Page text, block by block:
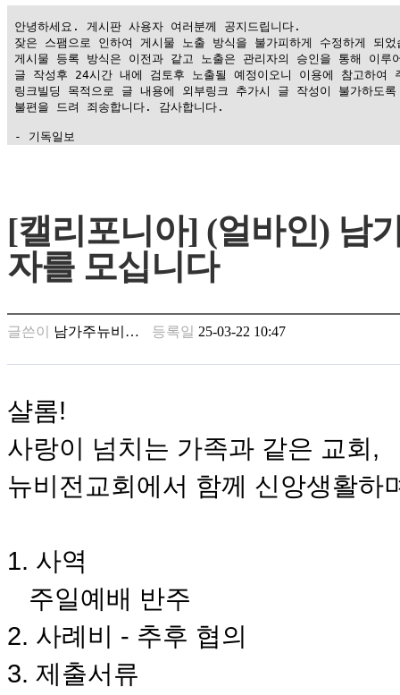
안녕하세요. 게시판 사용자 여러분께 공지드립니다.
잦은 스팸으로 인하여 게시물 노출 방식을 불가피하게 수정하게 되었
게시물 등록 방식은 이전과 같고 노출은 관리자의 승인을 통해 이루
글 작성후 24시간 내에 검토후 노출될 예정이오니 이용에 참고하여
링크빌딩 목적으로 글 내용에 외부링크 추가시 글 작성이 불가하도
불편을 드려 죄송합니다. 감사합니다.
- 기독일보
남
기
은
링
크
주
소
minky
체
출
마
국
소
[캘리포니아] (얼바인) 남
자를 모십니다
글쓴이 남가주뉴비… 등록일 25-03-22 10:47
샬롬!
사랑이 넘치는 가족과 같은 교회,
뉴비전교회에서 함께 신앙생활
1. 사역
주일예배 반주
2. 사례비 - 추후 협의
3. 제출서류